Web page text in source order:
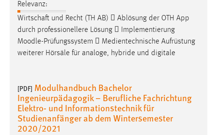
Relevanz:
Wirtschaft und Recht (TH AB)  Ablösung der OTH App
durch professionellere Lösung  Implementierung
Moodle-Prüfungssystem  Medientechnische Aufrüstung
weiterer Hörsäle für analoge, hybride und digitale
[PDF] Modulhandbuch Bachelor
Ingenieurpädagogik – Berufliche Fachrichtung
Elektro- und Informationstechnik für
Studienanfänger ab dem Wintersemester
2020/2021